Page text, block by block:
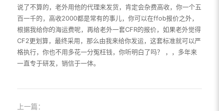
说了不算的，老外用他的代理来发货，肯定会杂费高收，你一个五
百一千的，高收2000都是常有的事儿，你可以在ffob报价之外，
根据我给你的海运费呢，再给老外一套CFR的报价，如果老外觉得
CF2更划算，最终采用，那么由我来给你发运，这套标准就可以严
格执行，你也不用多花一分冤枉钱，你听明白了吗？ ，，多年来
一直专于研发，销信于一体。
上一篇：